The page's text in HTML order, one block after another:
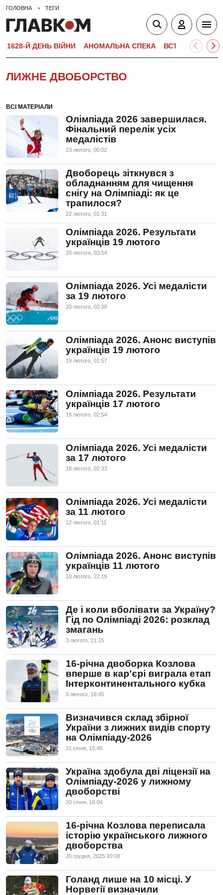
ГОЛОВНА ТЕГИ
1628-Й ДЕНЬ ВІЙНИ АНОМАЛЬНА СПЕКА ВСТУПНА
ЛИЖНЕ ДВОБОРСТВО
ВСІ МАТЕРІАЛИ
Олімпіада 2026 завершилася.
Фінальний перелік усіх
медалістів
23 лютого, 00:02
Двоборець зіткнувся з
обладнанням для чищення
снігу на Олімпіаді: як це
трапилося?
22 лютого, 01:31
Олімпіада 2026. Результати
українців 19 лютого
20 лютого, 03:54
Олімпіада 2026. Усі медалісти
за 19 лютого
20 лютого, 03:38
Олімпіада 2026. Анонс виступів
українців 19 лютого
19 лютого, 01:57
Олімпіада 2026. Результати
українців 17 лютого
18 лютого, 02:54
Олімпіада 2026. Усі медалісти
за 17 лютого
18 лютого, 02:33
Олімпіада 2026. Усі медалісти
за 11 лютого
12 лютого, 01:11
Олімпіада 2026. Анонс виступів
українців 11 лютого
10 лютого, 22:19
Де і коли вболівати за Україну?
Гід по Олімпіаді 2026: розклад
змагань
3 лютого, 21:15
16-річна двоборка Козлова
вперше в кар'єрі виграла етап
Інтерконтинентального кубка
3 лютого, 18:45
Визначився склад збірної
України з лижних видів спорту
на Олімпіаду-2026
21 сiчня, 15:45
Україна здобула дві ліцензії на
Олімпіаду-2026 у лижному
двоборстві
20 сiчня, 18:04
16-річна Козлова переписала
історію українського лижного
двоборства
20 грудня, 2025 10:08
Голанд лише на 10 місці. У
Норвегії визначили